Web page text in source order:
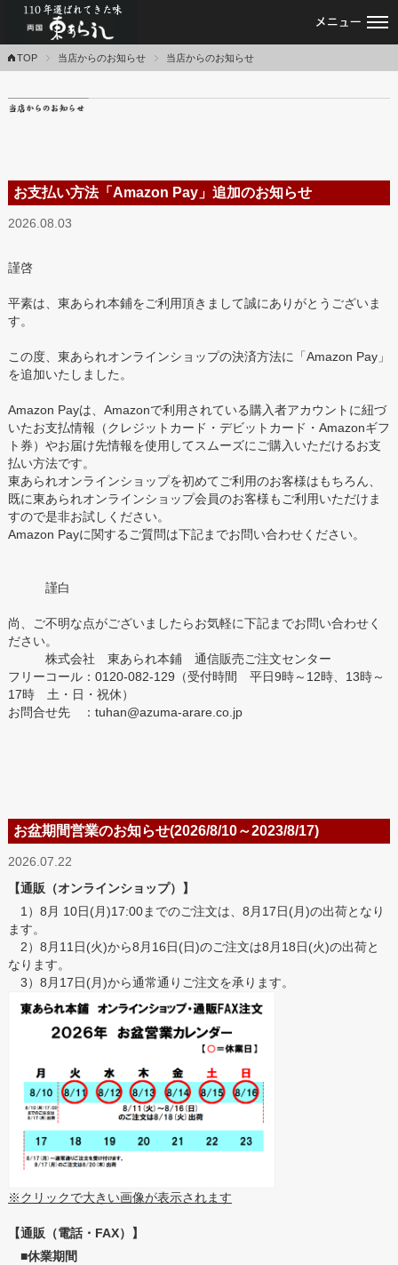
TOP 当店からのお知らせ 当店からのお知らせ
お支払い方法「Amazon Pay」追加のお知らせ
2026.08.03
謹啓
平素は、東あられ本鋪をご利用頂きまして誠にありがとうございま
す。
この度、東あられオンラインショップの決済方法に「Amazon Pay」
を追加いたしました。
Amazon Payは、Amazonで利用されている購入者アカウントに紐づ
いたお支払情報（クレジットカード・デビットカード・Amazonギフ
ト券）やお届け先情報を使用してスムーズにご購入いただけるお支
払い方法です。
東あられオンラインショップを初めてご利用のお客様はもちろん、
既に東あられオンラインショップ会員のお客様もご利用いただけま
すので是非お試しください。
Amazon Payに関するご質問は下記までお問い合わせください。
謹白
尚、ご不明な点がございましたらお気軽に下記までお問い合わせく
ださい。
株式会社 東あられ本鋪 通信販売ご注文センター
フリーコール：0120-082-129（受付時間 平日9時～12時、13時～
17時 土・日・祝休）
お問合せ先 ：tuhan@azuma-arare.co.jp
お盆期間営業のお知らせ(2026/8/10～2023/8/17)
2026.07.22
【通販（オンラインショップ）】
1）8月 10日(月)17:00までのご注文は、8月17日(月)の出荷となり
ます。
2）8月11日(火)から8月16日(日)のご注文は8月18日(火)の出荷と
なります。
3）8月17日(月)から通常通りご注文を承ります。
※クリックで大きい画像が表示されます
【通販（電話・FAX）】
■休業期間